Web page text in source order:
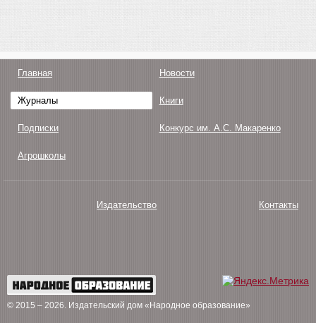
Главная Новости
Журналы Книги
Подписки Конкурс им. А.С. Макаренко
Агрошколы
Издательство Контакты
© 2015 – 2026. Издательский дом «Народное образование»